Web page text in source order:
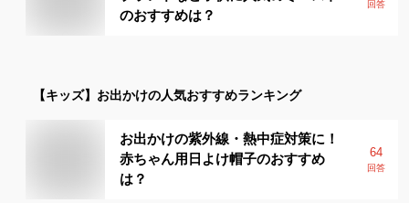
のおすすめは？
回答
【キッズ】 お出かけの人気おすすめランキング
お出かけの紫外線・熱中症対策に！
赤ちゃん用日よけ帽子のおすすめ
は？
64
回答